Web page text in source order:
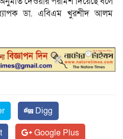
ডা. এবিএম খুরশীদ আলম
Digg
Google Plus